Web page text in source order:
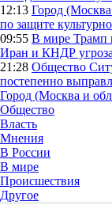
12:13 Город (Москва
по защите
09:55 В мире Трамп
Иран и КНДР
21:28 Общество
постепенно
Город (Москва и
Общество
Власть
Мнения
В России
В мире
Происшествия
Другое